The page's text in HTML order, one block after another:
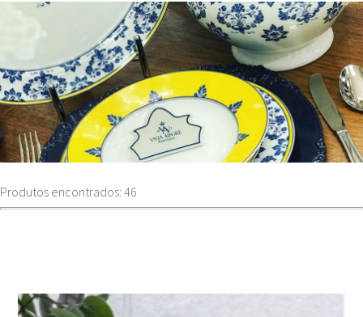
Produtos encontrados: 46